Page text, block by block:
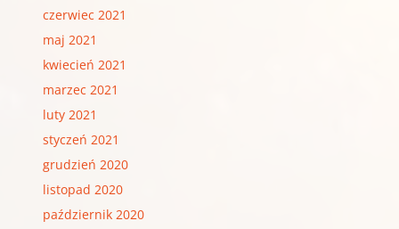
czerwiec 2021
maj 2021
kwiecień 2021
marzec 2021
luty 2021
styczeń 2021
grudzień 2020
listopad 2020
październik 2020